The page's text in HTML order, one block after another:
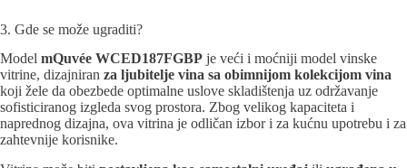
3. Gde se može ugraditi?
Model mQuvée WCED187FGBP je veći i moćniji model vinske
vitrine, dizajniran za ljubitelje vina sa obimnijom kolekcijom vina
koji žele da obezbede optimalne uslove skladištenja uz održavanje
sofisticiranog izgleda svog prostora. Zbog velikog kapaciteta i
naprednog dizajna, ova vitrina je odličan izbor i za kućnu upotrebu i za
zahtevnije korisnike.